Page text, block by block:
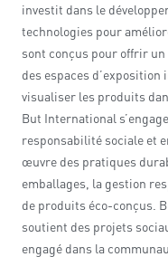
investit dans le
technologies pour
sont conçus pour offrir
des espaces
visualiser les produits
But International
responsabilité sociale et
œuvre des pratiques
emballages, la gestion
de produits éco-conçus.
soutient des projets
engagé dans la